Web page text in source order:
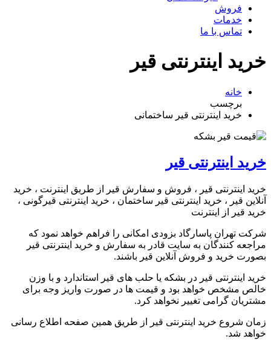
فروش
خدمات
تماس با ما
خرید اینترنتی قیر
خانه
برچسب
خرید اینترنتی قیر ساختمانی
خرید اینترنتی قیر
خرید اینترنتی قیر ، فروش و سفارش قیر از طریق اینترنت ، خرید
آنلاین قیر ، خرید اینترنتی قیر ساختمان ، خرید اینترنتی قیرگونی ،
خرید قیر از اینترنت
شرکت تهران پاسارگاد بزودی امکانی را فراهم خواهد نمود که
مراجعه کنندگان به سایت قادر به سفارش و خرید اینترنتی قیر
بصورت خرید و فروش آنلاین قیر باشند.
خرید اینترنتی قیر در بشکه یا حلب های قیر استاندارد و با وزن
خالص مشخص خواهد بود و قیمت ها در صورت واریز وجه برای
مشتریان گرامی تغییر نخواهد کرد.
زمان شروع خرید اینترنتی قیر از طریق همین صفحه اطلاع رسانی
خواهد شد.